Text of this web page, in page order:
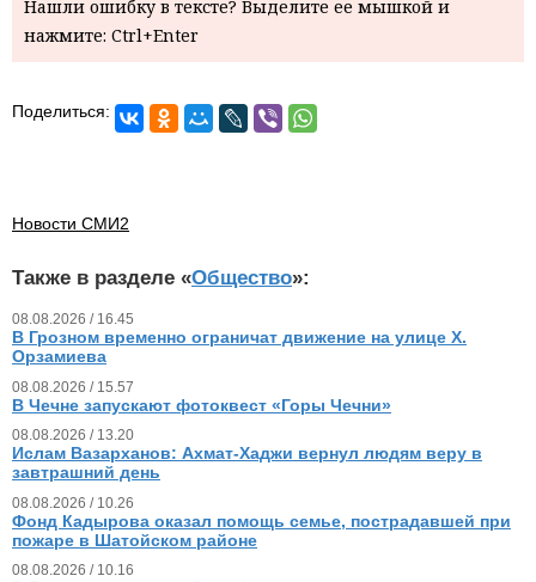
Нашли ошибку в тексте? Выделите ее мышкой и
нажмите: Ctrl+Enter
Поделиться:
Новости СМИ2
Также в разделе «Общество»:
08.08.2026 / 16.45
В Грозном временно ограничат движение на улице Х.
Орзамиева
08.08.2026 / 15.57
В Чечне запускают фотоквест «Горы Чечни»
08.08.2026 / 13.20
Ислам Вазарханов: Ахмат-Хаджи вернул людям веру в
завтрашний день
08.08.2026 / 10.26
Фонд Кадырова оказал помощь семье, пострадавшей при
пожаре в Шатойском районе
08.08.2026 / 10.16